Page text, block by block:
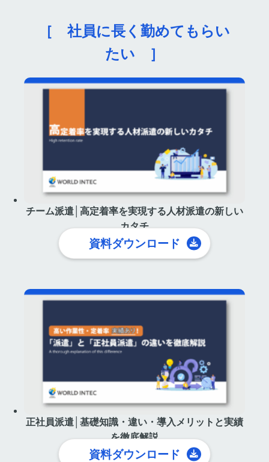
［ 社員に長く勤めてもらい
たい ］
チーム派遣│高定着率を実現する人材派遣の新しい
カタチ
資料ダウンロード
正社員派遣│基礎知識・違い・導入メリットと実績
を徹底解説
資料ダウンロード